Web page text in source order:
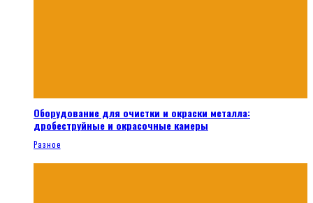
Оборудование для очистки и окраски металла:
дробеструйные и окрасочные камеры
Разное